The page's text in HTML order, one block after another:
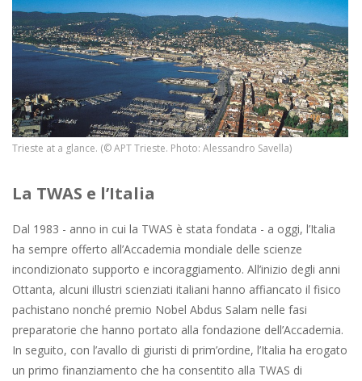
Trieste at a glance. (© APT Trieste. Photo: Alessandro Savella)
La TWAS e l’Italia
Dal 1983 - anno in cui la TWAS è stata fondata - a oggi, l’Italia
ha sempre offerto all’Accademia mondiale delle scienze
incondizionato supporto e incoraggiamento. All’inizio degli anni
Ottanta, alcuni illustri scienziati italiani hanno affiancato il fisico
pachistano nonché premio Nobel Abdus Salam nelle fasi
preparatorie che hanno portato alla fondazione dell’Accademia.
In seguito, con l’avallo di giuristi di prim’ordine, l’Italia ha erogato
un primo finanziamento che ha consentito alla TWAS di